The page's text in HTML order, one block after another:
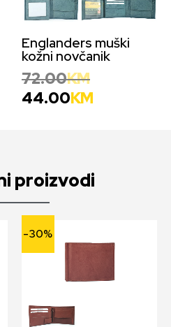
Englanders muški
kožni novčanik
72.00KM
44.00KM
proizvodi
-30%